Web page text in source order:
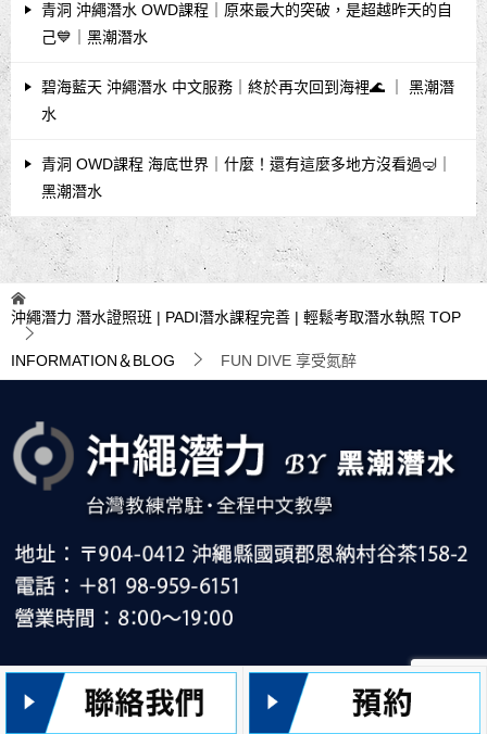
青洞 沖繩潛水 OWD課程｜原來最大的突破，是超越昨天的自
己💙｜黑潮潛水
碧海藍天 沖繩潛水 中文服務｜終於再次回到海裡🌊 ｜ 黑潮潛
水
青洞 OWD課程 海底世界｜什麼！還有這麼多地方沒看過🤿｜
黑潮潛水
沖繩潛力 潛水證照班 | PADI潛水課程完善 | 輕鬆考取潛水執照 TOP
INFORMATION＆BLOG FUN DIVE 享受氮醉
© 2022 沖繩潛力 潛水證照班 | PADI潛水課程完善 | 輕鬆考取潛水執照